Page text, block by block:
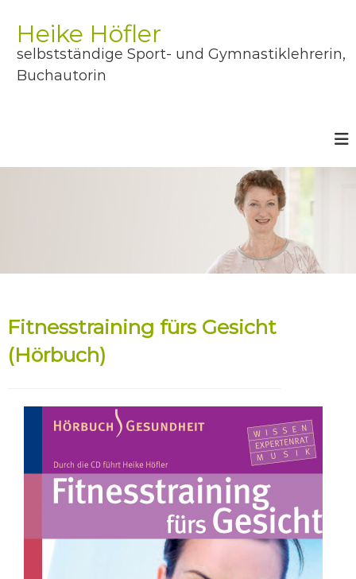
n
Heike Höfler
selbstständige Sport- und Gymnastiklehrerin,
Buchautorin
Fitnesstraining fürs Gesicht
(Hörbuch)